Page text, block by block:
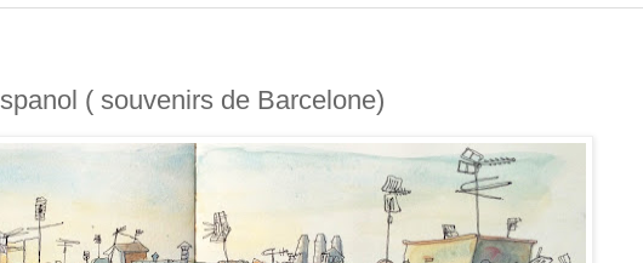
( souvenirs de Barcelone)